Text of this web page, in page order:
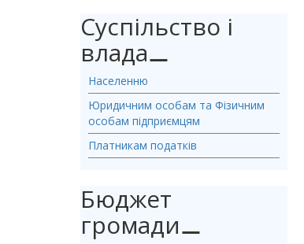
Суспільство і
влада⚊
Населенню
Юридичним особам та Фізичним
особам підприємцям
Платникам податків
Бюджет
громади⚊